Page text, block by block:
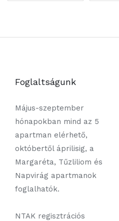
Foglaltságunk
Május-szeptember
hónapokban mind az 5
apartman elérhető,
októbertől áprilisig, a
Margaréta, Tűzliliom és
Napvirág apartmanok
foglalhatók.
NTAK regisztrációs